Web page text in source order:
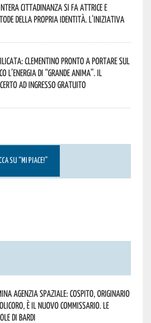
cittadinanza si fa attrice e
della propria identità. L’iniziativa
Clementino pronto a portare sul
l’energia di “Grande Anima”. Il
ad ingresso gratuito
SU “MI PIACE!”
Agenzia Spaziale: Cospito, originario
è il nuovo commissario. Le
di Bardi